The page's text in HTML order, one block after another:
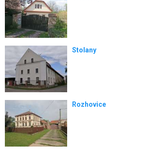
Stolany
Rozhovice